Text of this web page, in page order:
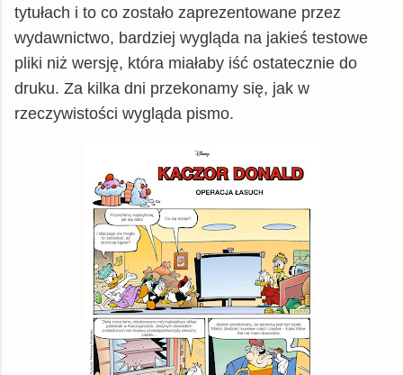
tytułach i to co zostało zaprezentowane przez
wydawnictwo, bardziej wygląda na jakieś testowe
pliki niż wersję, która miałaby iść ostatecznie do
druku. Za kilka dni przekonamy się, jak w
rzeczywistości wygląda pismo.